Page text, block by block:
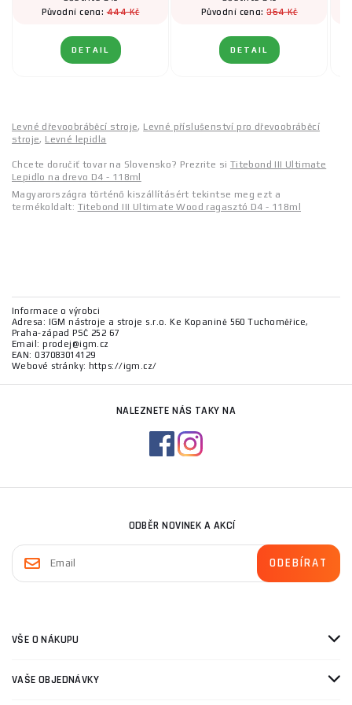
Původní cena:444 Kč
DETAIL
Původní cena:364 Kč
DETAIL
Levné dřevoobráběcí stroje, Levné příslušenství pro dřevoobráběcí
stroje, Levné lepidla
Chcete doručiť tovar na Slovensko? Prezrite si Titebond III Ultimate
Lepidlo na drevo D4 - 118ml
Magyarországra történő kiszállításért tekintse meg ezt a
termékoldalt: Titebond III Ultimate Wood ragasztó D4 - 118ml
Informace o výrobci
Adresa: IGM nástroje a stroje s.r.o. Ke Kopanině 560 Tuchoměřice,
Praha-západ PSČ 252 67
Email: prodej@igm.cz
EAN: 037083014129
Webové stránky: https://igm.cz/
NALEZNETE NÁS TAKY NA
ODBĚR NOVINEK A AKCÍ
VŠE O NÁKUPU
VAŠE OBJEDNÁVKY